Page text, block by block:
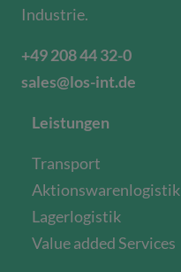
Industrie.
+49 208 44 32-0
sales@los-int.de
Leistungen
Transport
Aktionswarenlogistik
Lagerlogistik
Value added Services